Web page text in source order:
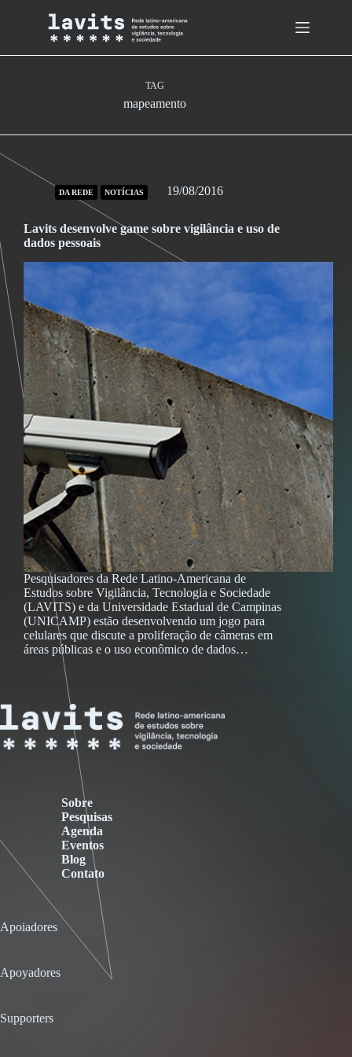
TAG
mapeamento
DA REDE NOTÍCIAS 19/08/2016
Lavits desenvolve game sobre vigilância e uso de
dados pessoais
Pesquisadores da Rede Latino-Americana de
Estudos sobre Vigilância, Tecnologia e Sociedade
(LAVITS) e da Universidade Estadual de Campinas
(UNICAMP) estão desenvolvendo um jogo para
celulares que discute a proliferação de câmeras em
áreas públicas e o uso econômico de dados…
Sobre
Pesquisas
Agenda
Eventos
Blog
Contato
Apoiadores
Apoyadores
Supporters